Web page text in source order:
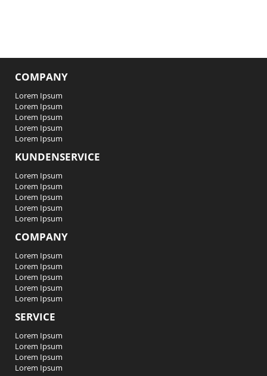
COMPANY
Lorem Ipsum
Lorem Ipsum
Lorem Ipsum
Lorem Ipsum
Lorem Ipsum
KUNDENSERVICE
Lorem Ipsum
Lorem Ipsum
Lorem Ipsum
Lorem Ipsum
Lorem Ipsum
COMPANY
Lorem Ipsum
Lorem Ipsum
Lorem Ipsum
Lorem Ipsum
Lorem Ipsum
SERVICE
Lorem Ipsum
Lorem Ipsum
Lorem Ipsum
Lorem Ipsum